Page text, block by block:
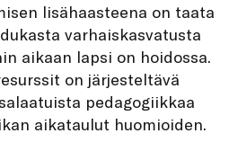
lisä­haas­teena on taata
varhaiskasvatusta
aikaan lapsi on hoidossa.
on järjesteltävä
pedago­giikkaa
aika­taulut huomioiden.